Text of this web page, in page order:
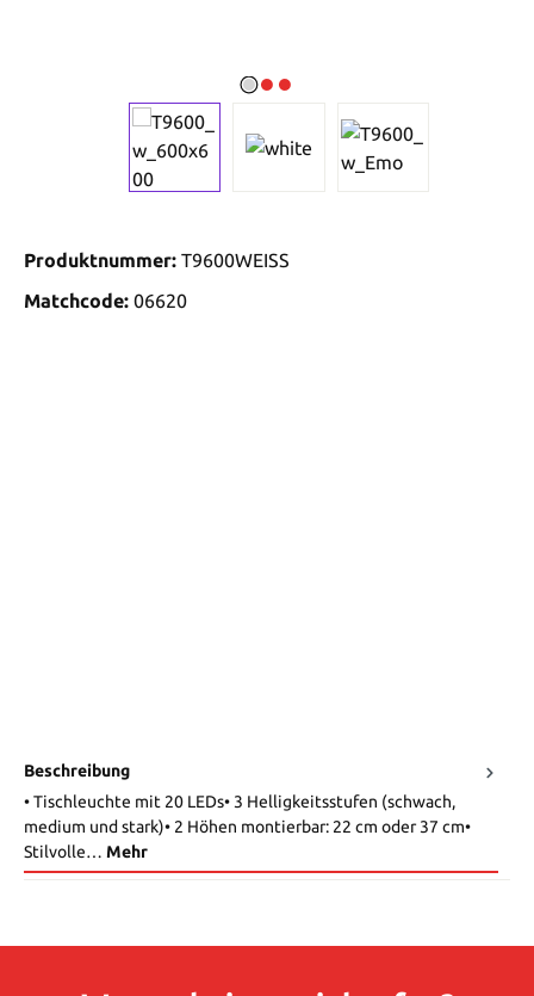
Produktnummer: T9600WEISS
Matchcode: 06620
Beschreibung
• Tischleuchte mit 20 LEDs• 3 Helligkeitsstufen (schwach,
medium und stark)• 2 Höhen montierbar: 22 cm oder 37 cm•
Stilvolle… Mehr